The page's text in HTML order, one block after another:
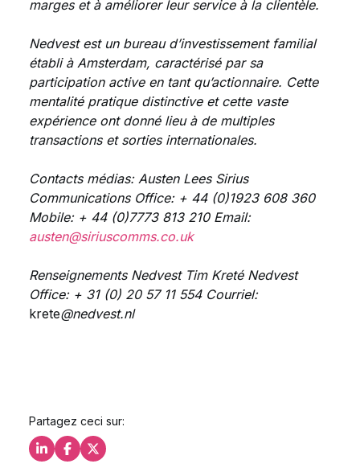
marges et à améliorer leur service à la clientèle.
Nedvest est un bureau d’investissement familial
établi à Amsterdam, caractérisé par sa
participation active en tant qu’actionnaire. Cette
mentalité pratique distinctive et cette vaste
expérience ont donné lieu à de multiples
transactions et sorties internationales.
Contacts médias: Austen Lees Sirius
Communications Office: + 44 (0)1923 608 360
Mobile: + 44 (0)7773 813 210 Email:
austen@siriuscomms.co.uk
Renseignements Nedvest Tim Kreté Nedvest
Office: + 31 (0) 20 57 11 554 Courriel:
krete@nedvest.nl
Partagez ceci sur:
Partagez ceci sur LinkedIn
Partagez ceci sur Facebook
Partagez ceci sur X